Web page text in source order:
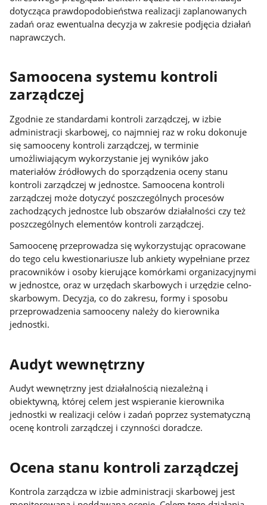
dotycząca prawdopodobieństwa realizacji zaplanowanych
zadań oraz ewentualna decyzja w zakresie podjęcia działań
naprawczych.
Samoocena systemu kontroli
zarządczej
Zgodnie ze standardami kontroli zarządczej, w izbie
administracji skarbowej, co najmniej raz w roku dokonuje
się samooceny kontroli zarządczej, w terminie
umożliwiającym wykorzystanie jej wyników jako
materiałów źródłowych do sporządzenia oceny stanu
kontroli zarządczej w jednostce. Samoocena kontroli
zarządczej może dotyczyć poszczególnych procesów
zachodzących jednostce lub obszarów działalności czy też
poszczególnych elementów kontroli zarządczej.
Samoocenę przeprowadza się wykorzystując opracowane
do tego celu kwestionariusze lub ankiety wypełniane przez
pracowników i osoby kierujące komórkami organizacyjnymi
w jednostce, oraz w urzędach skarbowych i urzędzie celno-
skarbowym. Decyzja, co do zakresu, formy i sposobu
przeprowadzenia samooceny należy do kierownika
jednostki.
Audyt wewnętrzny
Audyt wewnętrzny jest działalnością niezależną i
obiektywną, której celem jest wspieranie kierownika
jednostki w realizacji celów i zadań poprzez systematyczną
ocenę kontroli zarządczej i czynności doradcze.
Ocena stanu kontroli zarządczej
Kontrola zarządcza w izbie administracji skarbowej jest